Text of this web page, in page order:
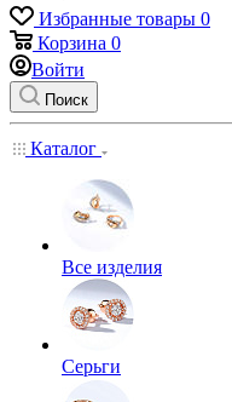
Избранные товары 0
Корзина 0
Войти
Поиск
Каталог
Все изделия
Серьги